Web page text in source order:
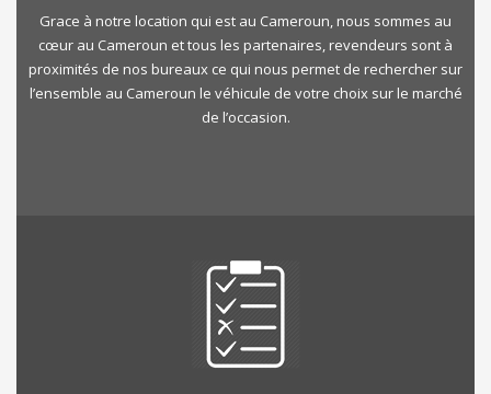
Grace à notre location qui est au Cameroun, nous sommes au
cœur au Cameroun et tous les partenaires, revendeurs sont à
proximités de nos bureaux ce qui nous permet de rechercher sur
l’ensemble au Cameroun le véhicule de votre choix sur le marché
de l’occasion.